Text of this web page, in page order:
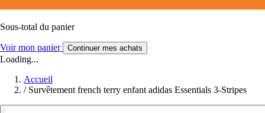
Sous-total du panier
Voir mon panier Continuer mes achats
Loading...
Accueil
/ Survêtement french terry enfant adidas Essentials 3-Stripes